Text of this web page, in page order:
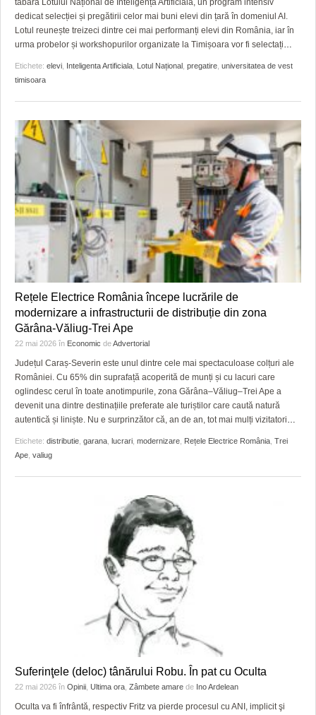
tabăra Lotului Național de Inteligență Artificială, un program intensiv
dedicat selecției și pregătirii celor mai buni elevi din țară în domeniul AI.
Lotul reunește treizeci dintre cei mai performanți elevi din România, iar în
urma probelor și workshopurilor organizate la Timișoara vor fi selectați…
Etichete: elevi Inteligenta Artificiala Lotul Național pregatire universitatea de vest
timisoara
Rețele Electrice România începe lucrările de
modernizare a infrastructurii de distribuție din zona
Gărâna-Văliug-Trei Ape
22 mai 2026 în Economic deAdvertorial
Județul Caraș-Severin este unul dintre cele mai spectaculoase colțuri ale
României. Cu 65% din suprafață acoperită de munți și cu lacuri care
oglindesc cerul în toate anotimpurile, zona Gărâna–Văliug–Trei Ape a
devenit una dintre destinațiile preferate ale turiștilor care caută natură
autentică și liniște. Nu e surprinzător că, an de an, tot mai mulți vizitatori
Etichete: distributie garana lucrari modernizare Rețele Electrice România Trei
Ape valiug
Suferinţele (deloc) tânărului Robu. În pat cu Oculta
22 mai 2026 în Opinii Ultima ora Zâmbete amare de Ino Ardelean
Oculta va fi înfrântă, respectiv Fritz va pierde procesul cu ANI, implicit şi